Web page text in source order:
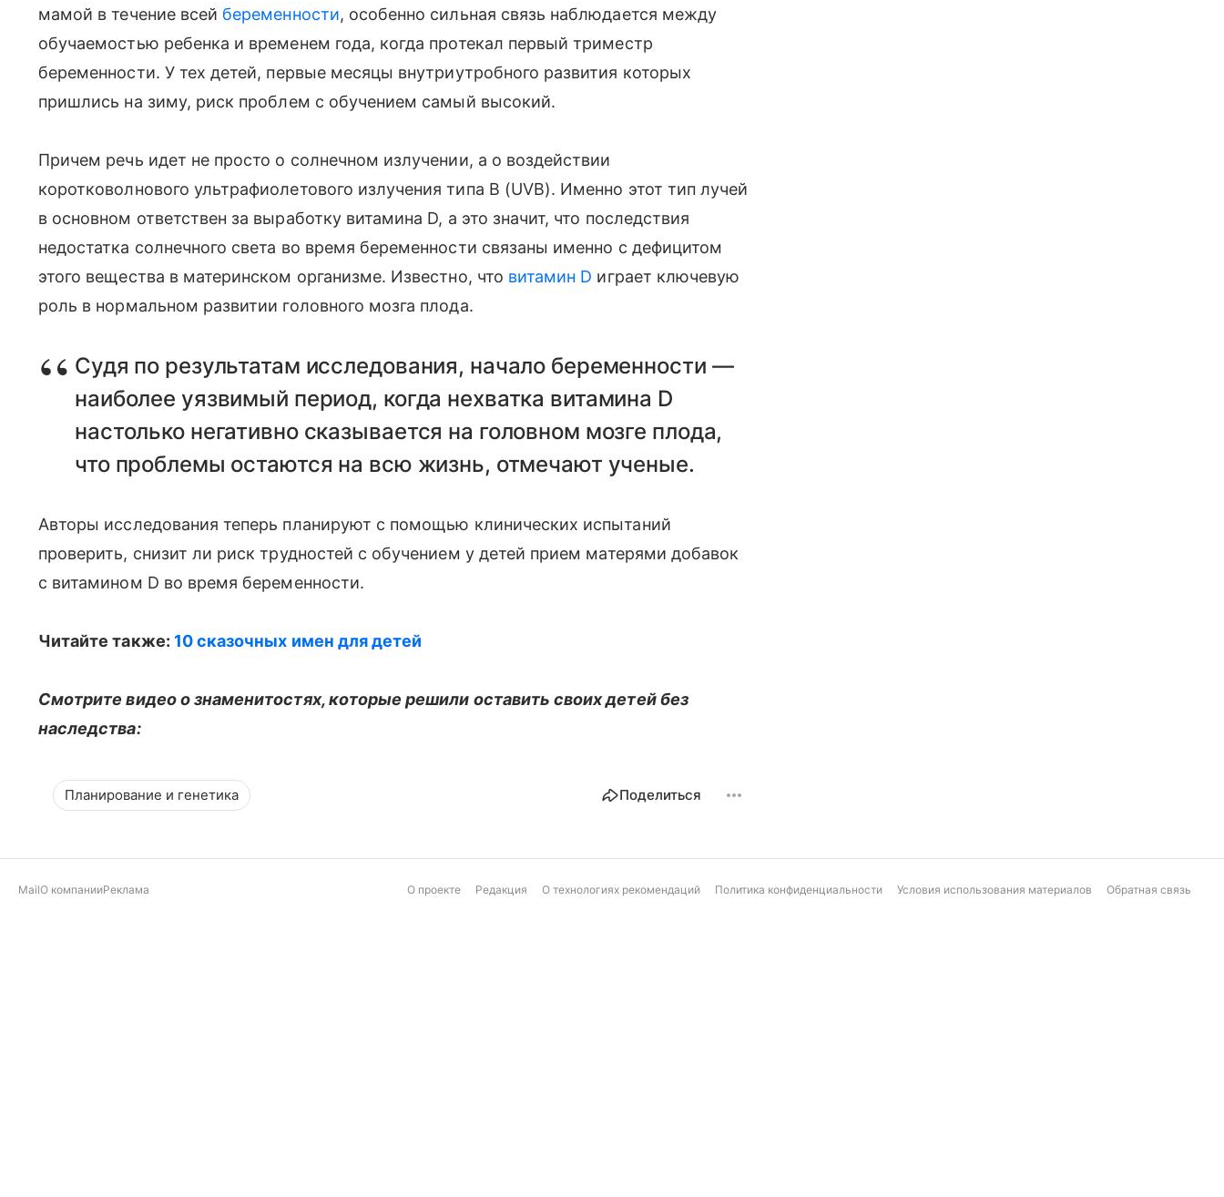
мамой в течение всей беременности, особенно сильная связь наблюдается между
обучаемостью ребенка и временем года, когда протекал первый триместр
беременности. У тех детей, первые месяцы внутриутробного развития которых
пришлись на зиму, риск проблем с обучением самый высокий.
Причем речь идет не просто о солнечном излучении, а о воздействии
коротковолнового ультрафиолетового излучения типа В (UVB). Именно этот тип лучей
в основном ответствен за выработку витамина D, а это значит, что последствия
недостатка солнечного света во время беременности связаны именно с дефицитом
этого вещества в материнском организме. Известно, что витамин D играет ключевую
роль в нормальном развитии головного мозга плода.
Судя по результатам исследования, начало беременности —
наиболее уязвимый период, когда нехватка витамина D
настолько негативно сказывается на головном мозге плода,
что проблемы остаются на всю жизнь, отмечают ученые.
Авторы исследования теперь планируют с помощью клинических испытаний
проверить, снизит ли риск трудностей с обучением у детей прием матерями добавок
с витамином D во время беременности.
Читайте также: 10 сказочных имен для детей
Смотрите видео о знаменитостях, которые решили оставить своих детей без
наследства:
Планирование и генетика Поделиться
MailО компанииРеклама О проекте Редакция О технологиях рекомендаций Политика конфиденциальности Условия использования материалов Обратная связь